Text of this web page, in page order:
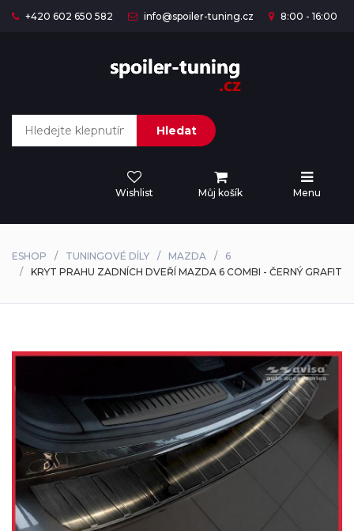
+420 602 650 582 info@spoiler-tuning.cz 8:00 - 16:00
Hledat
Wishlist Můj košík Menu
ESHOP TUNINGOVÉ DÍLY MAZDA
6
KRYT PRAHU ZADNÍCH DVEŘÍ MAZDA 6 COMBI - ČERNÝ GRAFIT